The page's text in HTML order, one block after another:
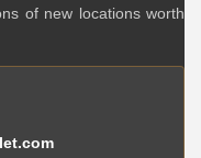
of new locations worth